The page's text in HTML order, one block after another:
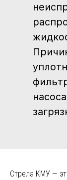
Стрела КМУ —